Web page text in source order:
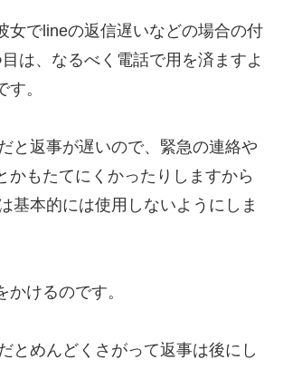
女でlineの返信遅いなどの場合の付
は、なるべく電話で用を済ますよ
。
と返事が遅いので、緊急の連絡や
かもたてにくかったりしますから
基本的には使用しないようにしま
けるのです。
とめんどくさがって返事は後にし